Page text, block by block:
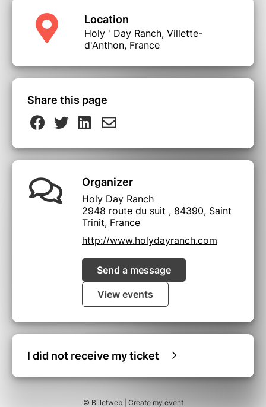
Location
Holy ' Day Ranch, Villette-
d'Anthon, France
Share this page
Organizer
Holy Day Ranch
2948 route du suit , 84390, Saint
Trinit, France
http://www.holydayranch.com
Send a message
View events
I did not receive my ticket
© Billetweb | Create my event